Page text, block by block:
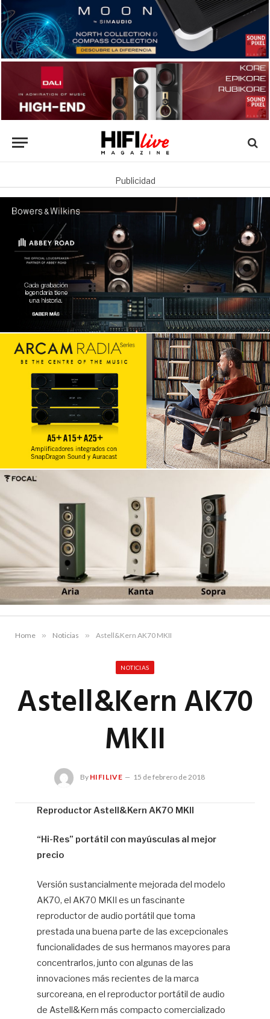
Publicidad
Home » Noticias » Astell&Kern AK70 MKII
NOTICIAS
Astell&Kern AK70
MKII
By HIFILIVE 15 de febrero de 2018
Reproductor Astell&Kern AK70 MKII
“Hi-Res” portátil con mayúsculas al mejor
precio
Versión sustancialmente mejorada del modelo
AK70, el AK70 MKII es un fascinante
reproductor de audio portátil que toma
prestada una buena parte de las excepcionales
funcionalidades de sus hermanos mayores para
concentrarlos, junto con algunas de las
innovaciones más recientes de la marca
surcoreana, en el reproductor portátil de audio
de Astell&Kern más compacto comercializado